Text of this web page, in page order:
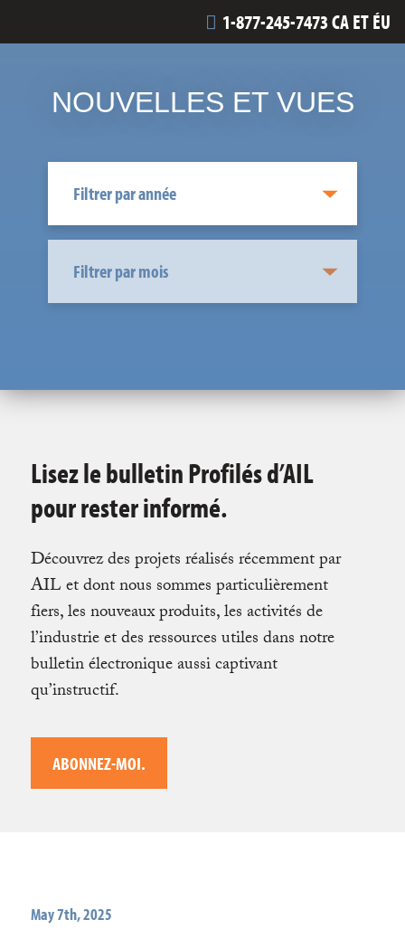
1-877-245-7473 CA ET ÉU
NOUVELLES ET VUES
Lisez le bulletin Profilés d’AIL
pour rester informé.
Découvrez des projets réalisés récemment par
AIL et dont nous sommes particulièrement
fiers, les nouveaux produits, les activités de
l’industrie et des ressources utiles dans notre
bulletin électronique aussi captivant
qu’instructif.
ABONNEZ-MOI.
May 7th, 2025